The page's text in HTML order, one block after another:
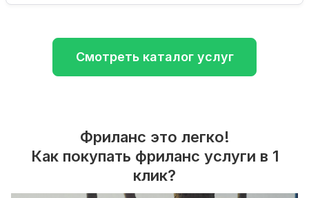
Смотреть каталог услуг
Фриланс это легко!
Как покупать фриланс услуги в 1
клик?